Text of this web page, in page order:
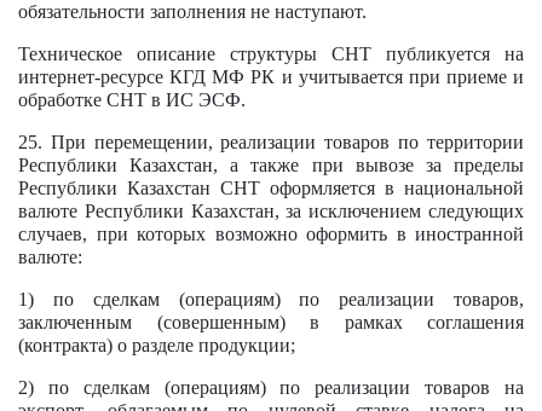
обязательности заполнения не наступают.
Техническое описание структуры СНТ публикуется на
интернет-ресурсе КГД МФ РК и учитывается при приеме и
обработке СНТ в ИС ЭСФ.
25. При перемещении, реализации товаров по территории
Республики Казахстан, а также при вывозе за пределы
Республики Казахстан СНТ оформляется в национальной
валюте Республики Казахстан, за исключением следующих
случаев, при которых возможно оформить в иностранной
валюте:
1) по сделкам (операциям) по реализации товаров,
заключенным (совершенным) в рамках соглашения
(контракта) о разделе продукции;
2) по сделкам (операциям) по реализации товаров на